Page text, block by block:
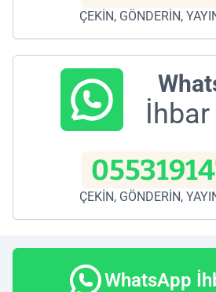
ÇEKİN, GÖNDERİN,
İhbar
ÇEKİN, GÖNDERİN,
WhatsApp